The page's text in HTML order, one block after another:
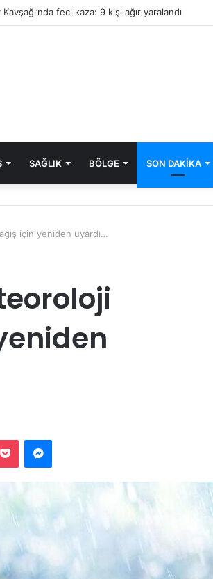
Kavşağı’nda feci kaza: 9 kişi ağır yaralandı
SAĞLIK BÖLGE SON DAKIKA
için yeniden uyardı…
Pocket Messenger